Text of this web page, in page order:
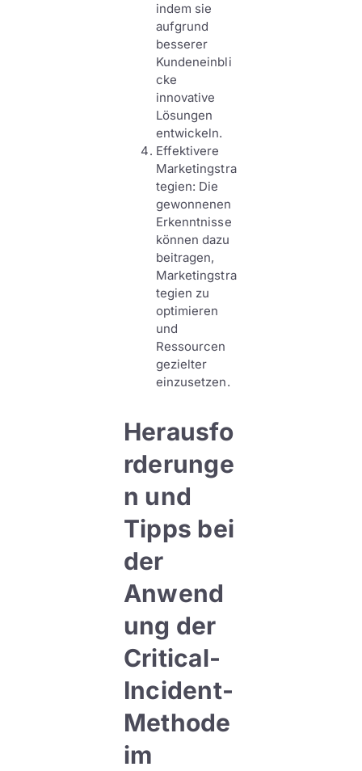
indem sie
aufgrund
besserer
Kundeneinbli
cke
innovative
Lösungen
entwickeln.
Effektivere
Marketingstra
tegien: Die
gewonnenen
Erkenntnisse
können dazu
beitragen,
Marketingstra
tegien zu
optimieren
und
Ressourcen
gezielter
einzusetzen.
Herausfo
rderunge
n und
Tipps bei
der
Anwend
ung der
Critical-
Incident-
Methode
im